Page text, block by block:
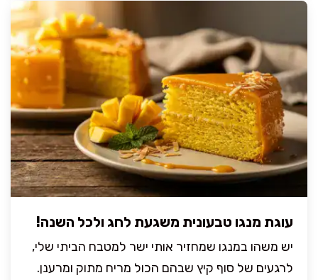
עוגת מנגו טבעונית משגעת לחג ולכל השנה!
יש משהו במנגו שמחזיר אותי ישר למטבח הביתי שלי,
לרגעים של סוף קיץ שבהם הכול מריח מתוק ומרענן.